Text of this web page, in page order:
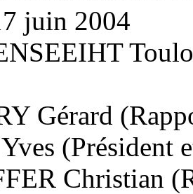
juin 2004
Gérard
(Président
Christian